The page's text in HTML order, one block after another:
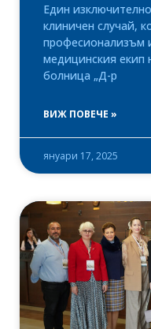
Един
клиничен случай,
професионализъм
медицинския екип
болница „Д-р
ВИЖ ПОВЕЧЕ »
януари 17, 2025